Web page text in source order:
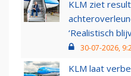
KLM ziet
‘Realistisch
30-07-2026,
KLM laat